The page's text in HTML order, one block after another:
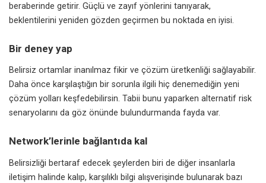
beraberinde getirir. Güçlü ve zayıf yönlerini tanıyarak,
beklentilerini yeniden gözden geçirmen bu noktada en iyisi.
Bir deney yap
Belirsiz ortamlar inanılmaz fikir ve çözüm üretkenliği sağlayabilir.
Daha önce karşılaştığın bir sorunla ilgili hiç denemediğin yeni
çözüm yolları keşfedebilirsin. Tabii bunu yaparken alternatif risk
senaryolarını da göz önünde bulundurmanda fayda var.
Network’lerinle bağlantıda kal
Belirsizliği bertaraf edecek şeylerden biri de diğer insanlarla
iletişim halinde kalıp, karşılıklı bilgi alışverişinde bulunarak bazı